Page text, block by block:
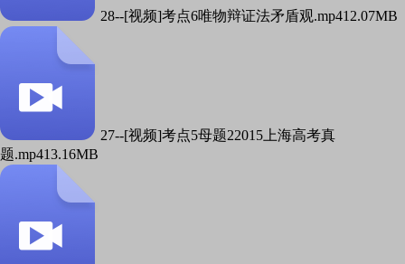
28--[视频]考点6唯物辩证法矛盾观.mp412.07MB
27--[视频]考点5母题22015上海高考真
题.mp413.16MB